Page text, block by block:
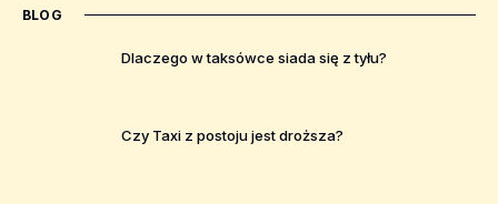
BLOG
Dlaczego w taksówce siada się z tyłu?
Czy Taxi z postoju jest droższa?